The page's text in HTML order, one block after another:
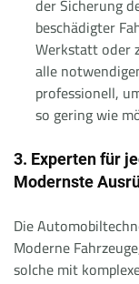
der Sicherung
beschädigter
Werkstatt oder
alle
professionell,
so gering wie
3. Experten für
Modernste
Die
Moderne
solche mit